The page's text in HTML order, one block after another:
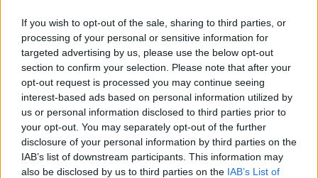
If you wish to opt-out of the sale, sharing to third parties, or
processing of your personal or sensitive information for
targeted advertising by us, please use the below opt-out
section to confirm your selection. Please note that after your
opt-out request is processed you may continue seeing
interest-based ads based on personal information utilized by
us or personal information disclosed to third parties prior to
your opt-out. You may separately opt-out of the further
disclosure of your personal information by third parties on the
IAB’s list of downstream participants. This information may
also be disclosed by us to third parties on the IAB’s List of
σταθμό πρώτων βοηθειών και για την άγρια
πανίδα. Σχεδιάζουμε ήδη τα βήματά μας για
την αποκατάσταση του οικοσυστήματος»
διαβεβαίωσε από πλευράς του και ο
υφυπουργός Περιβάλλοντος, Γιώργος
Αμυράς
Η εικόνα από τη μεγάλη φωτιά στη
Λέσβο